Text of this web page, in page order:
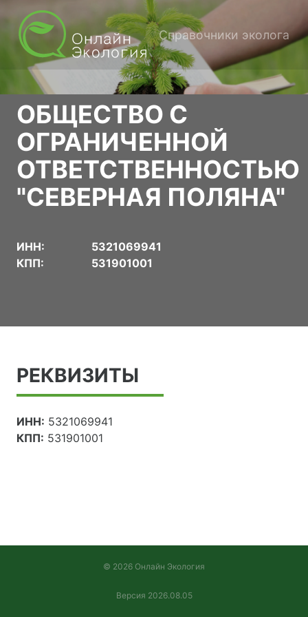
Справочники эколога
ОБЩЕСТВО С
ОГРАНИЧЕННОЙ
ОТВЕТСТВЕННОСТЬЮ
"СЕВЕРНАЯ ПОЛЯНА"
ИНН:
5321069941
КПП:
531901001
РЕКВИЗИТЫ
ИНН: 5321069941
КПП: 531901001
© 2026 Онлайн Экология
Версия 2026.08.05